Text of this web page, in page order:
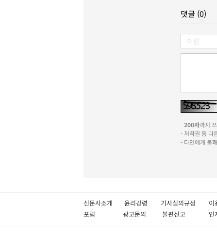
댓글 (0)
-200자까지
- 저작권 등 다
- 타인에게 불
신문사소개 윤리강령 기사심의규정
포럼
광고문의 불편신고